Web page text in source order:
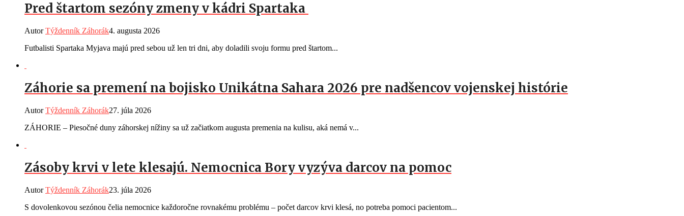
Pred štartom sezóny zmeny v kádri Spartaka
AutorTýždenník Záhorák4. augusta 2026
Futbalisti Spartaka Myjava majú pred sebou už len tri dni, aby doladili svoju formu pred štartom...
Záhorie sa premení na bojisko Unikátna Sahara 2026 pre nadšencov vojenskej histórie
AutorTýždenník Záhorák27. júla 2026
ZÁHORIE – Piesočné duny záhorskej nížiny sa už začiatkom augusta premenia na kulisu, aká nemá v...
Zásoby krvi v lete klesajú. Nemocnica Bory vyzýva darcov na pomoc
AutorTýždenník Záhorák23. júla 2026
S dovolenkovou sezónou čelia nemocnice každoročne rovnakému problému – počet darcov krvi klesá, no potreba pomoci pacientom...